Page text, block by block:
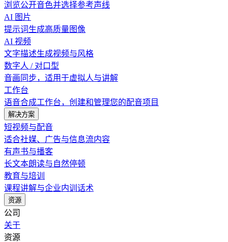
浏览公开音色并选择参考声线
AI 图片
提示词生成高质量图像
AI 视频
文字描述生成视频与风格
数字人 / 对口型
音画同步，适用于虚拟人与讲解
工作台
语音合成工作台，创建和管理您的配音项目
解决方案
短视频与配音
适合社媒、广告与信息流内容
有声书与播客
长文本朗读与自然停顿
教育与培训
课程讲解与企业内训话术
资源
公司
关于
资源